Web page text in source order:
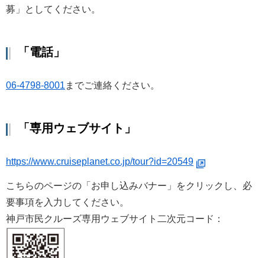
募」としてください。
「電話」
06-4798-8001 までご連絡ください。
「専用ウェブサイト」
https://www.cruiseplanet.co.jp/tour?id=20549
こちらのページの「お申し込みバナー」をクリックし、必
要事項を入力してください。
神戸市民クルーズ専用ウェブサイト二次元コード：